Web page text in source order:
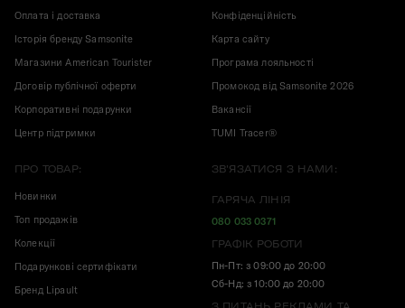
Оплата і доставка
Історія бренду Samsonite
Магазини American Tourister
Договір публічної оферти
Корпоративні подарунки
Центр підтримки
Конфіденційність
Карта сайту
Програма лояльності
Промокод від Samsonite 2026
Вакансії
TUMI Tracer®
ПРО ТОВАР:
Новинки
Топ продажів
Колекції
Подарункові сертифікати
Бренд Lipault
ЗВ'ЯЗАТИСЯ З НАМИ:
ГАРЯЧА ЛІНІЯ
080 033 0371
ГРАФІК РОБОТИ
Пн-Пт: з 09:00 до 20:00
Сб-Нд: з 10:00 до 20:00